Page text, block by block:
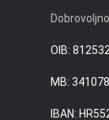
OIB:
MB:
IBAN: